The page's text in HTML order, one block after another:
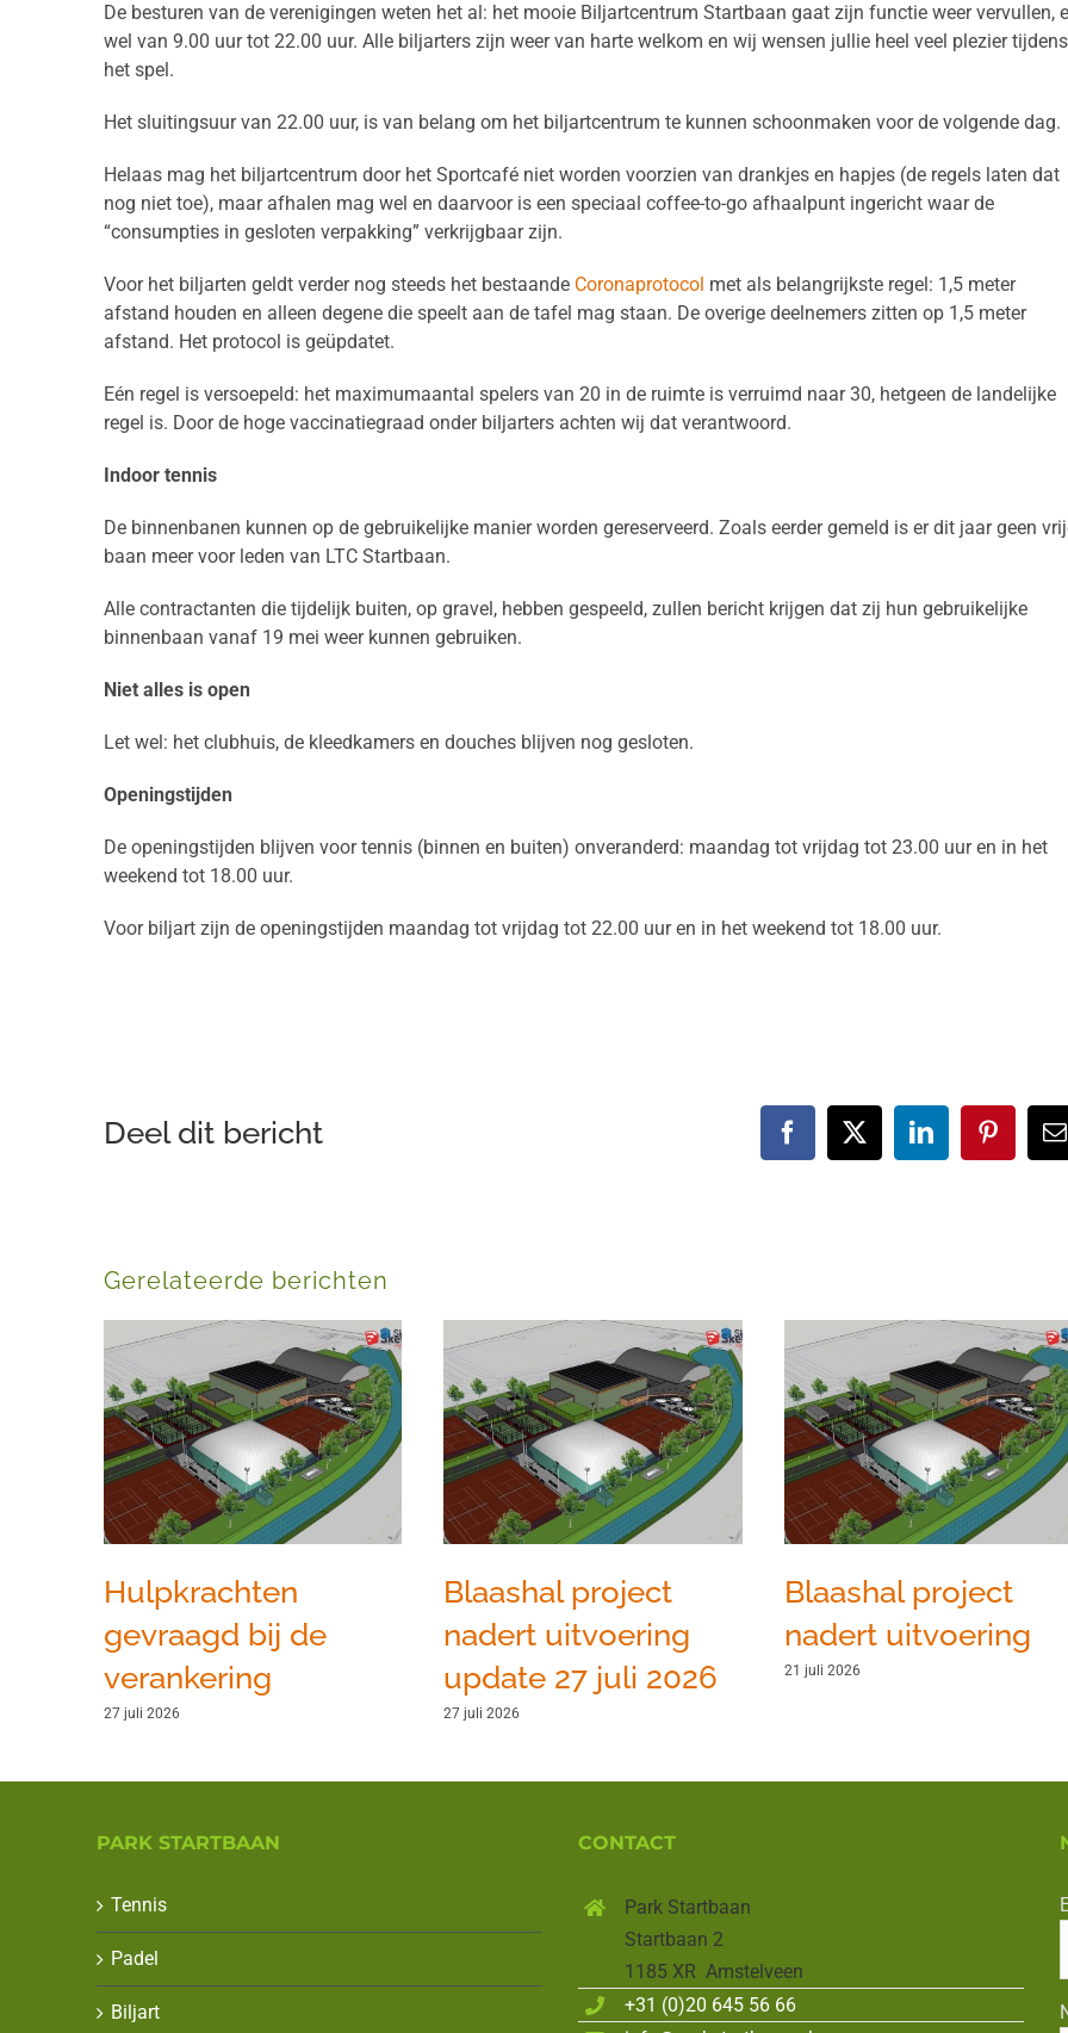
De besturen van de verenigingen weten het al: het mooie Biljartcentrum Startbaan gaat zijn functie weer vervullen,
wel van 9.00 uur tot 22.00 uur. Alle biljarters zijn weer van harte welkom en wij wensen jullie heel veel plezier tijdens
het spel.
Het sluitingsuur van 22.00 uur, is van belang om het biljartcentrum te kunnen schoonmaken voor de volgende dag.
Helaas mag het biljartcentrum door het Sportcafé niet worden voorzien van drankjes en hapjes (de regels laten dat
nog niet toe), maar afhalen mag wel en daarvoor is een speciaal coffee-to-go afhaalpunt ingericht waar de
“consumpties in gesloten verpakking” verkrijgbaar zijn.
Voor het biljarten geldt verder nog steeds het bestaande Coronaprotocol met als belangrijkste regel: 1,5 meter
afstand houden en alleen degene die speelt aan de tafel mag staan. De overige deelnemers zitten op 1,5 meter
afstand. Het protocol is geüpdatet.
Eén regel is versoepeld: het maximumaantal spelers van 20 in de ruimte is verruimd naar 30, hetgeen de landelijke
regel is. Door de hoge vaccinatiegraad onder biljarters achten wij dat verantwoord.
Indoor tennis
De binnenbanen kunnen op de gebruikelijke manier worden gereserveerd. Zoals eerder gemeld is er dit jaar geen
baan meer voor leden van LTC Startbaan.
Alle contractanten die tijdelijk buiten, op gravel, hebben gespeeld, zullen bericht krijgen dat zij hun gebruikelijke
binnenbaan vanaf 19 mei weer kunnen gebruiken.
Niet alles is open
Let wel: het clubhuis, de kleedkamers en douches blijven nog gesloten.
Openingstijden
De openingstijden blijven voor tennis (binnen en buiten) onveranderd: maandag tot vrijdag tot 23.00 uur en in het
weekend tot 18.00 uur.
Voor biljart zijn de openingstijden maandag tot vrijdag tot 22.00 uur en in het weekend tot 18.00 uur.
Deel dit bericht Facebook
X LinkedIn
Gerelateerde berichten
Hulpkrachten
gevraagd bij de
verankering
27 juli 2026
Blaashal project
nadert uitvoering
update 27 juli 2026
27 juli 2026
Blaashal project
nadert uitvoering
21 juli 2026
PARK STARTBAAN
Tennis
Padel
Biljart
CONTACT
Park Startbaan
Startbaan 2
1185 XR Amstelveen
+31 (0)20 645 56 66